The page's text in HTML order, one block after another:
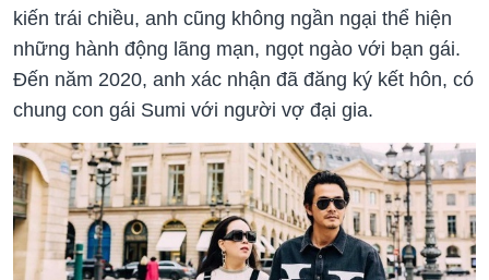
kiến trái chiều, anh cũng không ngần ngại thể hiện
những hành động lãng mạn, ngọt ngào với bạn gái.
Đến năm 2020, anh xác nhận đã đăng ký kết hôn, có
chung con gái Sumi với người vợ đại gia.